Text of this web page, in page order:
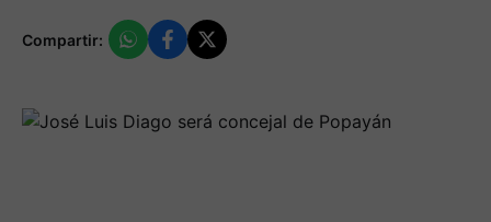
Compartir: